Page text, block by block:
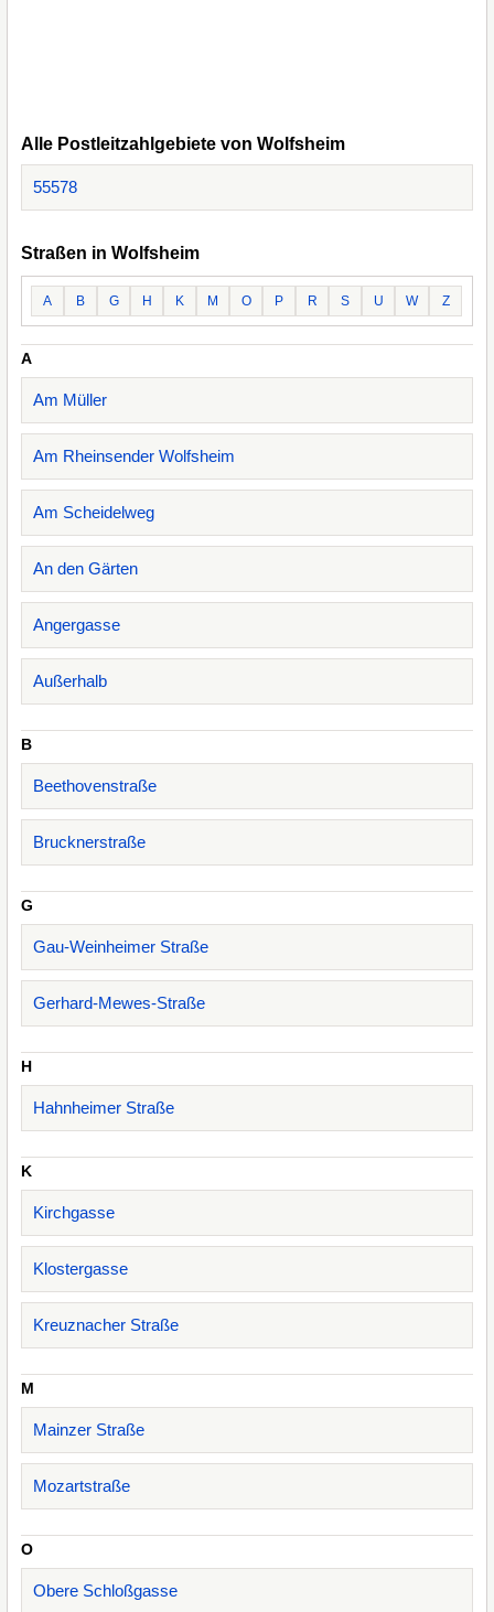
Alle Postleitzahlgebiete von Wolfsheim
55578
Straßen in Wolfsheim
A B G H K M O P R S U W Z
A
Am Müller
Am Rheinsender Wolfsheim
Am Scheidelweg
An den Gärten
Angergasse
Außerhalb
B
Beethovenstraße
Brucknerstraße
G
Gau-Weinheimer Straße
Gerhard-Mewes-Straße
H
Hahnheimer Straße
K
Kirchgasse
Klostergasse
Kreuznacher Straße
M
Mainzer Straße
Mozartstraße
O
Obere Schloßgasse